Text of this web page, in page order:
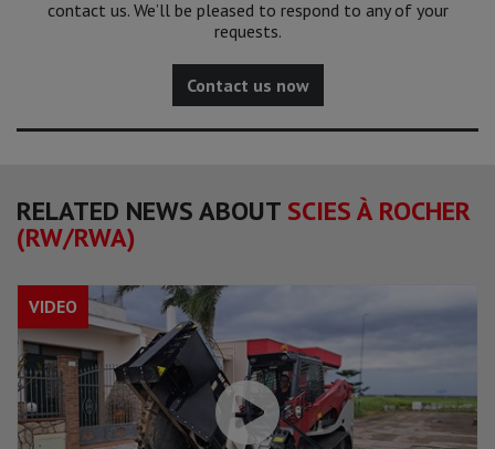
contact us. We’ll be pleased to respond to any of your
requests.
Contact us now
RELATED NEWS ABOUT SCIES À ROCHER
(RW/RWA)
VIDEO